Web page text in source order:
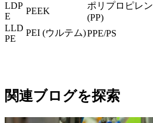
LDP
E
PEEK
ポリプロピレン
(PP)
LLD
PE
PEI (ウルテム)PPE/PS
関連ブログを探索